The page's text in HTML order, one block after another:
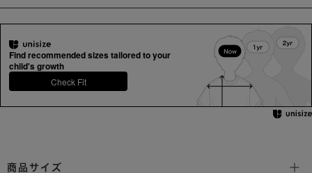
Find recommended sizes tailored to your
child's growth
Check Fit
商品サイズ